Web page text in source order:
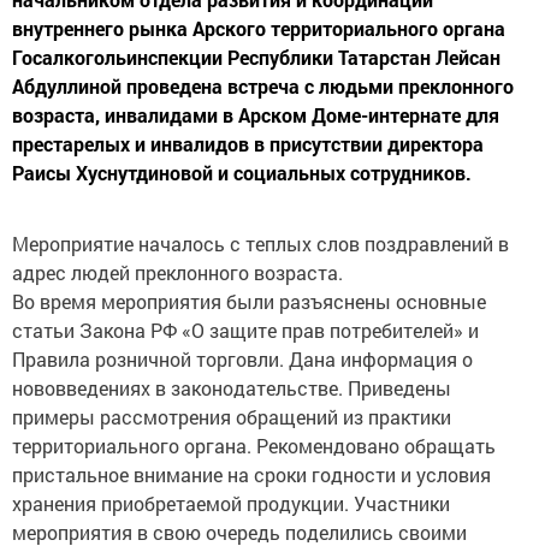
внутреннего рынка Арского территориального органа
Госалкогольинспекции Республики Татарстан Лейсан
Абдуллиной проведена встреча с людьми преклонного
возраста, инвалидами в Арском Доме-интернате для
престарелых и инвалидов в присутствии директора
Раисы Хуснутдиновой и социальных сотрудников.
адрес людей преклонного возраста.
Во время мероприятия были разъяснены основные
статьи Закона РФ «О защите прав потребителей» и
Правила розничной торговли. Дана информация о
нововведениях в законодательстве. Приведены
примеры рассмотрения обращений из практики
территориального органа. Рекомендовано обращать
пристальное внимание на сроки годности и условия
хранения приобретаемой продукции. Участники
мероприятия в свою очередь поделились своими